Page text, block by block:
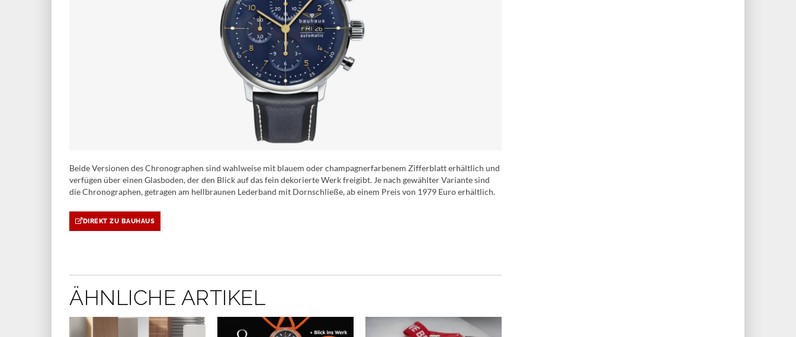
Beide Versionen des Chronographen sind wahlweise mit blauem oder champagnerfarbenem Zifferblatt erhältlich und
verfügen über einen Glasboden, der den Blick auf das fein dekorierte Werk freigibt. Je nach gewählter Variante sind
die Chronographen, getragen am hellbraunen Lederband mit Dornschließe, ab einem Preis von 1979 Euro erhältlich.
DIREKT ZU BAUHAUS
ÄHNLICHE ARTIKEL